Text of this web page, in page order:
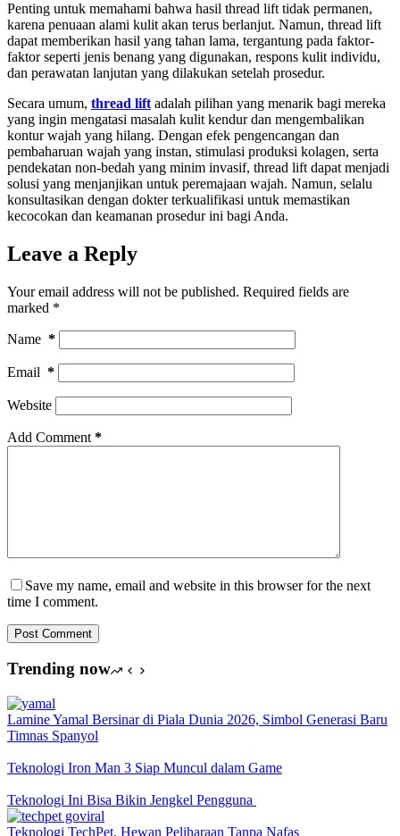
Penting untuk memahami bahwa hasil thread lift tidak permanen,
karena penuaan alami kulit akan terus berlanjut. Namun, thread lift
dapat memberikan hasil yang tahan lama, tergantung pada faktor-
faktor seperti jenis benang yang digunakan, respons kulit individu,
dan perawatan lanjutan yang dilakukan setelah prosedur.
Secara umum, thread lift adalah pilihan yang menarik bagi mereka
yang ingin mengatasi masalah kulit kendur dan mengembalikan
kontur wajah yang hilang. Dengan efek pengencangan dan
pembaharuan wajah yang instan, stimulasi produksi kolagen, serta
pendekatan non-bedah yang minim invasif, thread lift dapat menjadi
solusi yang menjanjikan untuk peremajaan wajah. Namun, selalu
konsultasikan dengan dokter terkualifikasi untuk memastikan
kecocokan dan keamanan prosedur ini bagi Anda.
Leave a Reply
Your email address will not be published. Required fields are
marked *
Name *
Email *
Website
Add Comment *
Save my name, email and website in this browser for the next
time I comment.
Post Comment
Trending now
Lamine Yamal Bersinar di Piala Dunia 2026, Simbol Generasi Baru
Timnas Spanyol
Teknologi Iron Man 3 Siap Muncul dalam Game
Teknologi Ini Bisa Bikin Jengkel Pengguna
Teknologi TechPet, Hewan Peliharaan Tanpa Nafas